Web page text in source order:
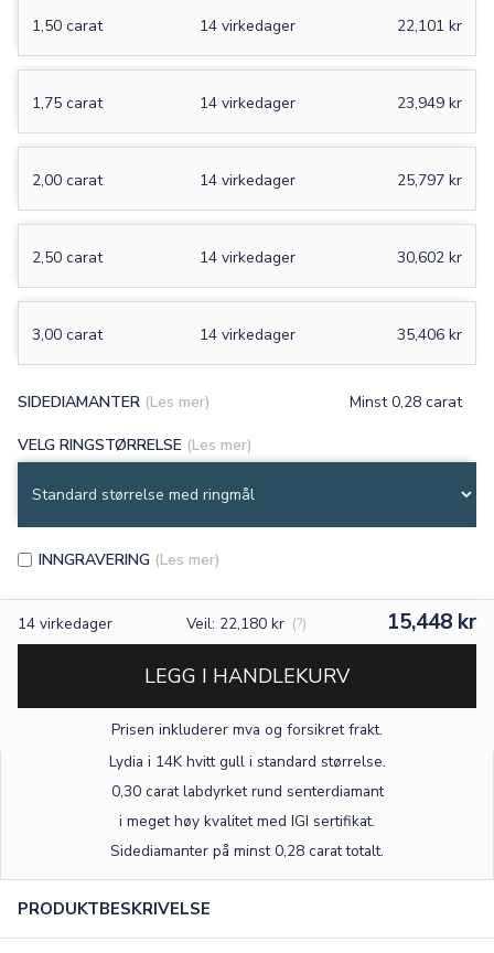
1,50 carat 22,101 kr
14 virkedager
1,75 carat 23,949 kr
14 virkedager
2,00 carat 25,797 kr
14 virkedager
2,50 carat 30,602 kr
14 virkedager
3,00 carat 35,406 kr
14 virkedager
SIDEDIAMANTER (Les mer) Minst 0,28 carat
VELG RINGSTØRRELSE (Les mer)
INNGRAVERING (Les mer)
14 virkedager Veil: 22,180 kr (?) 15,448 kr
LEGG I HANDLEKURV
Prisen inkluderer mva og forsikret frakt.
Lydia i 14K hvitt gulli standard størrelse.
0,30 carat labdyrket rund senterdiamant
i meget høy kvalitet med IGI sertifikat.
Sidediamanter på minst 0,28 carat totalt.
PRODUKTBESKRIVELSE